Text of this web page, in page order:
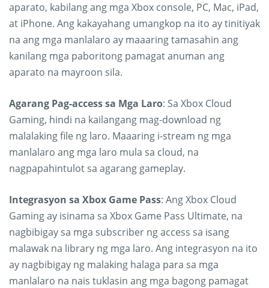
aparato, kabilang ang mga Xbox console, PC, Mac, iPad,
at iPhone. Ang kakayahang umangkop na ito ay tinitiyak
na ang mga manlalaro ay maaaring tamasahin ang
kanilang mga paboritong pamagat anuman ang
aparato na mayroon sila.
Agarang Pag-access sa Mga Laro: Sa Xbox Cloud
Gaming, hindi na kailangang mag-download ng
malalaking file ng laro. Maaaring i-stream ng mga
manlalaro ang mga laro mula sa cloud, na
nagpapahintulot sa agarang gameplay.
Integrasyon sa Xbox Game Pass: Ang Xbox Cloud
Gaming ay isinama sa Xbox Game Pass Ultimate, na
nagbibigay sa mga subscriber ng access sa isang
malawak na library ng mga laro. Ang integrasyon na ito
ay nagbibigay ng malaking halaga para sa mga
manlalaro na nais tuklasin ang mga bagong pamagat